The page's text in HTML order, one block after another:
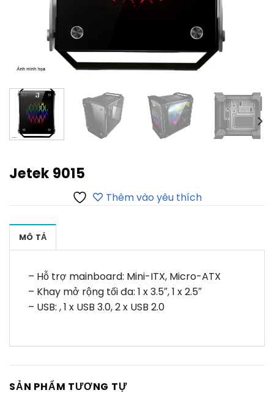
Jetek 9015
Thêm vào yêu thích
MÔ TẢ
– Hỗ trợ mainboard: Mini-ITX, Micro-ATX
– Khay mở rộng tối đa: 1 x 3.5″, 1 x 2.5″
– USB: , 1 x USB 3.0, 2 x USB 2.0
SẢN PHẨM TƯƠNG TỰ